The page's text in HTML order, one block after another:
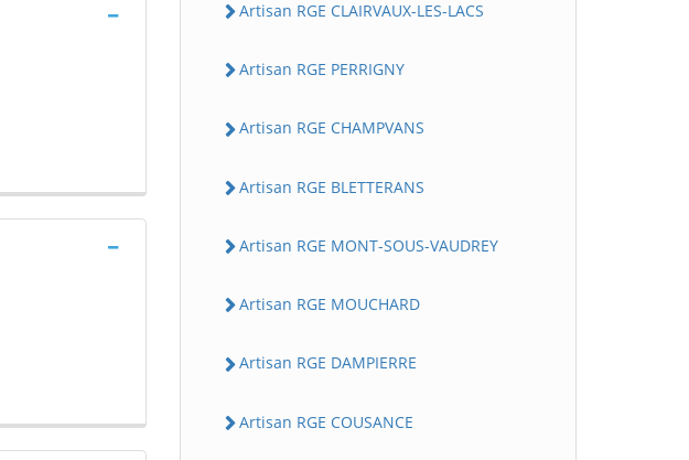
Artisan RGE CLAIRVAUX-LES-LACS
Artisan RGE PERRIGNY
Artisan RGE CHAMPVANS
Artisan RGE BLETTERANS
Artisan RGE MONT-SOUS-VAUDREY
Artisan RGE MOUCHARD
Artisan RGE DAMPIERRE
Artisan RGE COUSANCE